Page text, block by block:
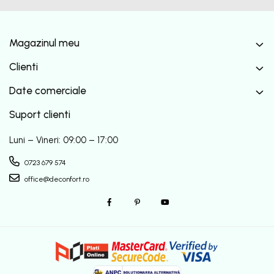
Magazinul meu
Clienti
Date comerciale
Suport clienti
Luni – Vineri: 09:00 – 17:00
0723 679 574
office@deconfort.ro